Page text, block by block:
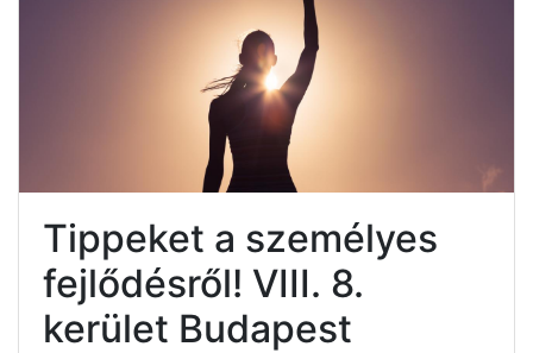
Tippeket a személyes
fejlődésről! VIII. 8.
kerület Budapest